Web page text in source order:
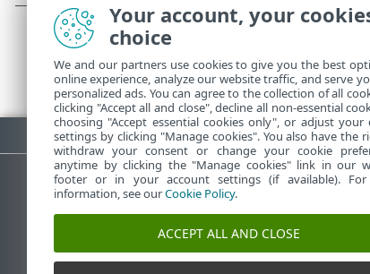
Lataa PDF
ESET-tietämyskanta
Your account, your
choice
We and our partners use cookies to give you the best
online experience, analyze our website traffic, and serve
personalized ads. You can agree to the collection of all
clicking "Accept all and close", decline all non-essential
choosing "Accept essential cookies only", or adjust your
settings by clicking "Manage cookies". You also have the
withdraw your consent or change your cookie
anytime by clicking the "Manage cookies" link in our
footer or in your account settings (if available).
information, see ourCookie Policy.
ACCEPT ALL AND CLOSE